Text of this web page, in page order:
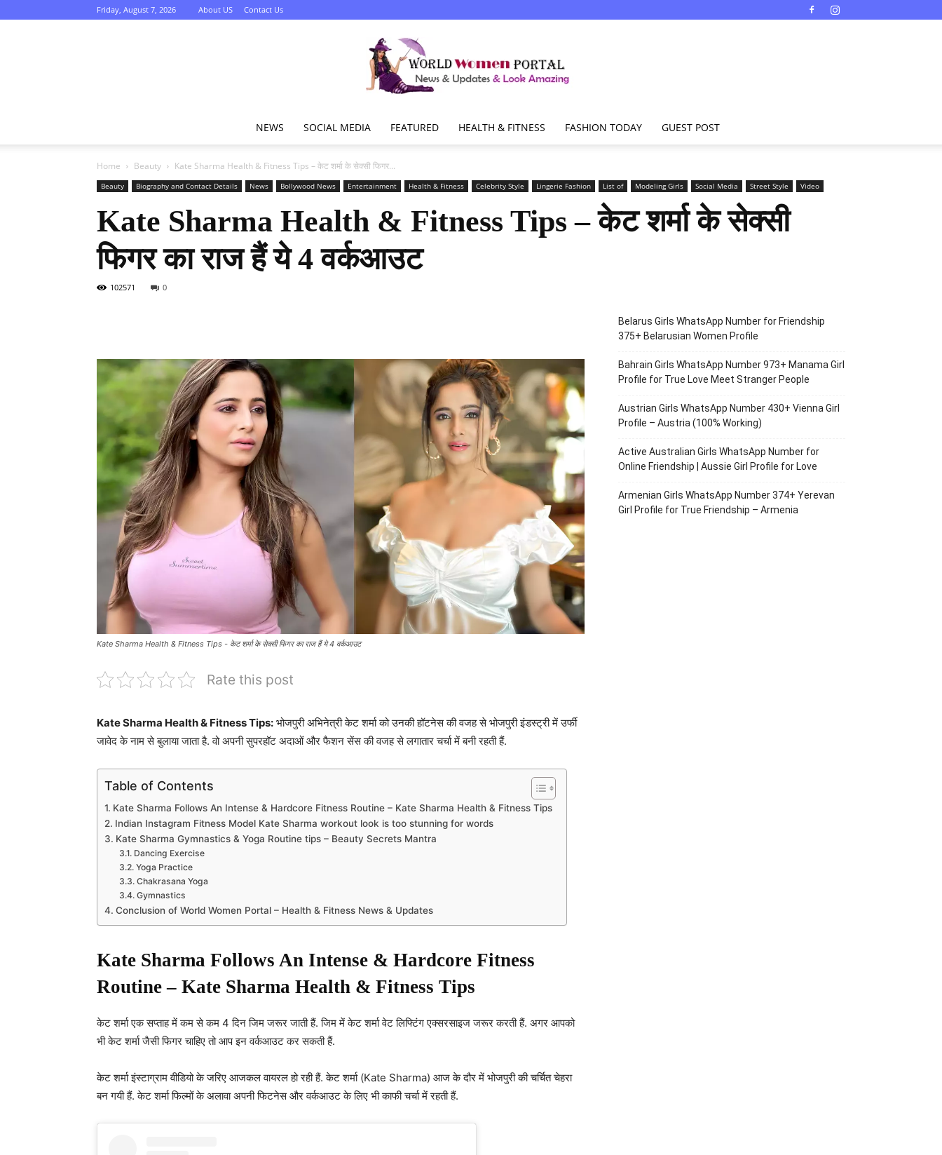
Friday, August 7, 2026 About US Contact Us
Women
NEWS SOCIAL MEDIA FEATURED HEALTH & FITNESS FASHION TODAY GUEST POST
Home Beauty Kate Sharma Health & Fitness Tips – केट शर्मा के सेक्सी फिगर...
Beauty Biography and Contact Details News Bollywood News Entertainment Health & Fitness Celebrity Style Lingerie Fashion List of Modeling Girls Social Media Street Style Video
Kate Sharma Health & Fitness Tips – केट शर्मा के सेक्सी
फिगर का राज हैं ये 4 वर्कआउट
102571 0
Kate Sharma Health & Fitness Tips - केट शर्मा के सेक्सी फिगर का राज हैं ये 4 वर्कआउट
Rate this post
Kate Sharma Health & Fitness Tips: भोजपुरी अभिनेत्री केट शर्मा को उनकी हॉटनेस की वजह से भोजपुरी इंडस्ट्री में उर्फी
जावेद के नाम से बुलाया जाता है. वो अपनी सुपरहॉट अदाओं और फैशन सेंस की वजह से लगातार चर्चा में बनी रहती हैं.
Table of Contents
Kate Sharma Follows An Intense & Hardcore Fitness Routine – Kate Sharma Health & Fitness Tips
Indian Instagram Fitness Model Kate Sharma workout look is too stunning for words
Kate Sharma Gymnastics & Yoga Routine tips – Beauty Secrets Mantra
Dancing Exercise
Yoga Practice
Chakrasana Yoga
Gymnastics
Conclusion of World Women Portal – Health & Fitness News & Updates
Kate Sharma Follows An Intense & Hardcore Fitness
Routine – Kate Sharma Health & Fitness Tips
केट शर्मा एक सप्ताह में कम से कम 4 दिन जिम जरूर जाती हैं. जिम में केट शर्मा वेट लिफ्टिंग एक्सरसाइज जरूर करती हैं. अगर आपको
भी केट शर्मा जैसी फिगर चाहिए तो आप इन वर्कआउट कर सकती हैं.
केट शर्मा इंस्टाग्राम वीडियो के जरिए आजकल वायरल हो रही हैं. केट शर्मा (Kate Sharma) आज के दौर में भोजपुरी की चर्चित चेहरा
बन गयी हैं. केट शर्मा फिल्मों के अलावा अपनी फिटनेस और वर्कआउट के लिए भी काफी चर्चा में रहती हैं.
Belarus Girls WhatsApp Number for Friendship
375+ Belarusian Women Profile
Bahrain Girls WhatsApp Number 973+ Manama Girl
Profile for True Love Meet Stranger People
Austrian Girls WhatsApp Number 430+ Vienna Girl
Profile – Austria (100% Working)
Active Australian Girls WhatsApp Number for
Online Friendship | Aussie Girl Profile for Love
Armenian Girls WhatsApp Number 374+ Yerevan
Girl Profile for True Friendship – Armenia